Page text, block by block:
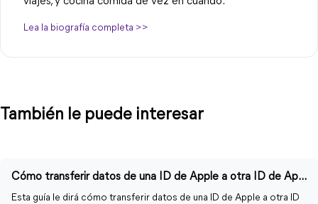
Lea la biografía completa >>
También le puede interesar
Cómo transferir datos de una ID de Apple a otra ID de Apple
Esta guía le dirá cómo transferir datos de una ID de Apple a otra ID